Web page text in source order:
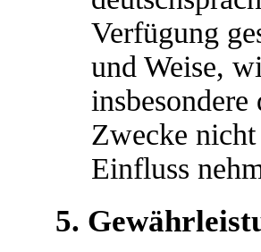
Verfügung
und Weise,
Zwecke
Einfluss
5.